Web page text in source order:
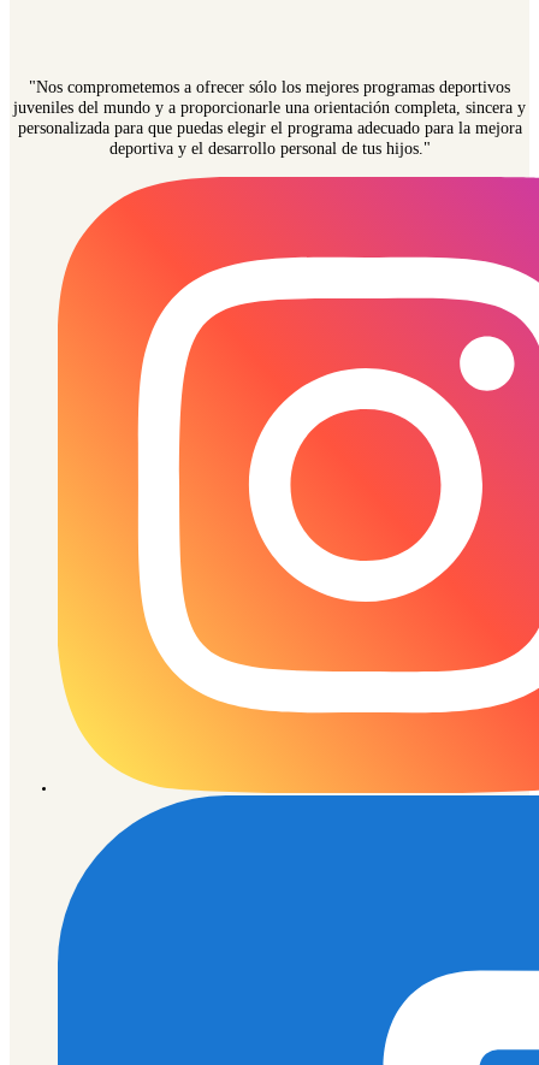
"Nos comprometemos a ofrecer sólo los mejores programas deportivos
juveniles del mundo y a proporcionarle una orientación completa, sincera y
personalizada para que puedas elegir el programa adecuado para la mejora
deportiva y el desarrollo personal de tus hijos."